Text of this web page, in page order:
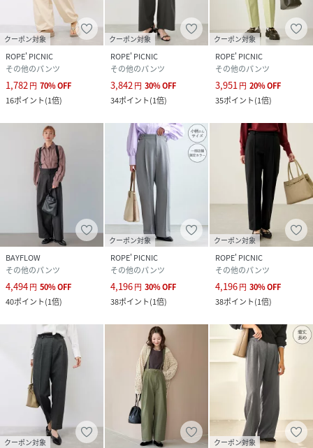
クーポン対象
ROPE' PICNIC
その他のパンツ
1,782 円 70%OFF
16ポイント(1倍)
クーポン対象
ROPE' PICNIC
その他のパンツ
3,842 円 30%OFF
34ポイント(1倍)
クーポン対象
ROPE' PICNIC
その他のパンツ
3,951 円 20%OFF
35ポイント(1倍)
BAYFLOW
その他のパンツ
4,494円 50%OFF
40ポイント(1倍)
クーポン対象
ROPE' PICNIC
その他のパンツ
4,196円 30%OFF
38ポイント(1倍)
クーポン対象
ROPE' PICNIC
その他のパンツ
4,196円 30%OFF
38ポイント(1倍)
クーポン対象 クーポン対象